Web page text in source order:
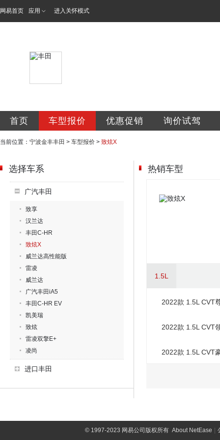
网易首页 应用 进入关怀模式
首页 车型报价 优惠促销 询价试驾
当前位置： 宁波金丰丰田 > 车型报价 > 致炫X
选择车系
广汽丰田
致享
汉兰达
丰田C-HR
致炫X
威兰达高性能版
雷凌
威兰达
广汽丰田iA5
丰田C-HR EV
凯美瑞
致炫
雷凌双擎E+
凌尚
进口丰田
热销车型
1.5L
2022款 1.5L CVT
2022款 1.5L CVT
2022款 1.5L CVT
©1997-2023 网易公司版权所有 About NetEase